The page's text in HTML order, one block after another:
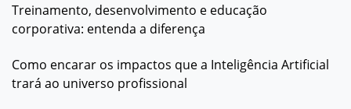
Treinamento, desenvolvimento e educação
corporativa: entenda a diferença
Como encarar os impactos que a Inteligência Artificial
trará ao universo profissional